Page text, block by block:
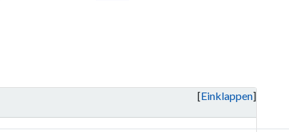
Einklappen